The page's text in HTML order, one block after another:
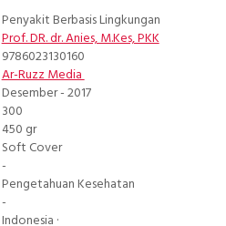
Penyakit Berbasis Lingkungan
Prof. DR. dr. Anies, M.Kes, PKK
9786023130160
Ar-Ruzz Media
Desember - 2017
300
450 gr
Soft Cover
-
Pengetahuan Kesehatan
-
Indonesia ·